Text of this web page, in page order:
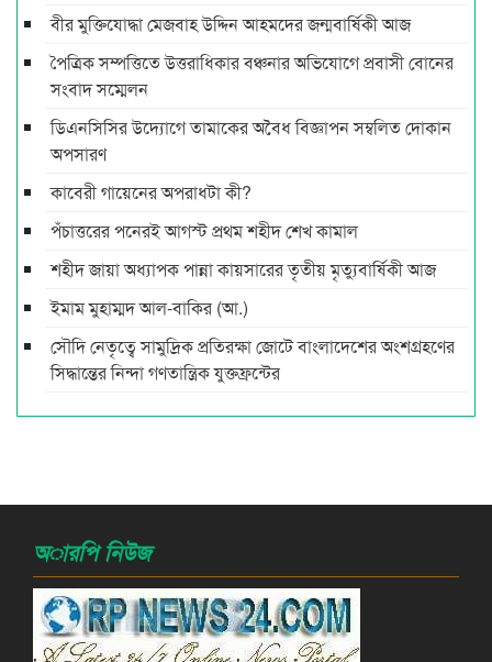
বীর মুক্তিযোদ্ধা মেজবাহ উদ্দিন আহমদের জন্মবার্ষিকী আজ
পৈত্রিক সম্পত্তিতে উত্তরাধিকার বঞ্চনার অভিযোগে প্রবাসী বোনের
সংবাদ সম্মেলন
ডিএনসিসির উদ্যোগে তামাকের অবৈধ বিজ্ঞাপন সম্বলিত দোকান
অপসারণ
কাবেরী গায়েনের অপরাধটা কী?
পঁচাত্তরের পনেরই আগস্ট প্রথম শহীদ শেখ কামাল
শহীদ জায়া অধ্যাপক পান্না কায়সারের তৃতীয় মৃত্যুবার্ষিকী আজ
ইমাম মুহাম্মদ আল-বাকির (আ.)
সৌদি নেতৃত্বে সামুদ্রিক প্রতিরক্ষা জোটে বাংলাদেশের অংশগ্রহণের
সিদ্ধান্তের নিন্দা গণতান্ত্রিক যুক্তফ্রন্টের
অারপি নিউজ